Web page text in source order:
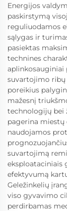
Energijos
paskirstymą
reguliuodamos
sąlygas ir
pasiektas
technines
aplinkosauginiai
suvartojimo ribų
poreikius
mažesnį
technologijų bei
pagerina miestų
naudojamos
suvartojimą
eksploataciniais
efektyvumą
Geležinkelių
viso gyvavimo
perdirbamas